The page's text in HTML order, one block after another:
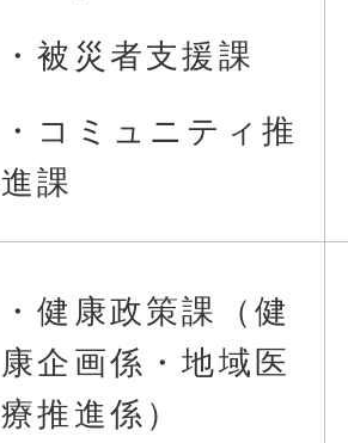
・被災者支援課
・コミュニティ推
進課
・健康政策課（健
康企画係・地域医
療推進係）